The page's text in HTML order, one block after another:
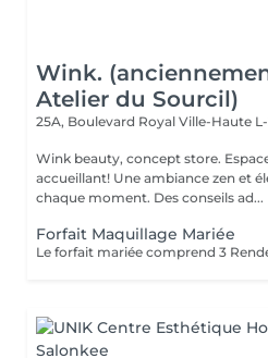
Wink.
Atelier du Sourcil)
25A, Boulevard Royal Ville-Haute
Wink beauty, concept store. Espace élégante, chaleureux et
accueillant! Une ambiance zen et
chaque moment. Des conseils ad...
Forfait Maquillage Mariée